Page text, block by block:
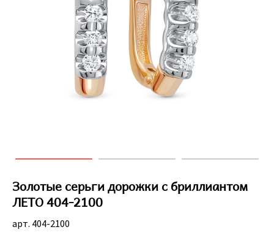
Золотые серьги дорожки с бриллиантом
ЛЕТО 404-2100
арт. 404-2100